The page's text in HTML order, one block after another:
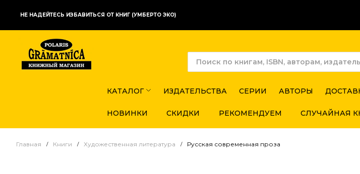
НЕ НАДЕЙТЕСЬ ИЗБАВИТЬСЯ ОТ КНИГ (УМБЕРТО ЭКО)
КАТАЛОГ ИЗДАТЕЛЬСТВА СЕРИИ АВТОРЫ
НОВИНКИ СКИДКИ РЕКОМЕНДУЕМ СЛУЧАЙНАЯ
Главная Книги Художественная литература Русская современная проза